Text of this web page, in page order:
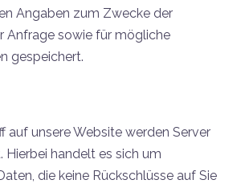
Angaben zum Zwecke der
Anfrage sowie für mögliche
gespeichert.
auf unsere Website werden Server
Hierbei handelt es sich um
die keine Rückschlüsse auf Sie